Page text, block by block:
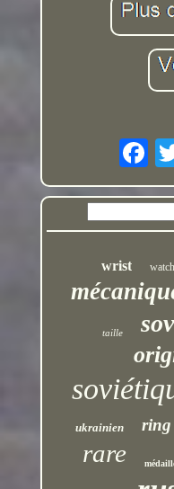
wrist watch
taille
ukrainien ring
rare